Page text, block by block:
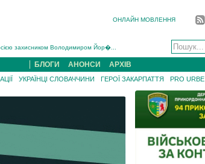
ОНЛАЙН МОВЛЕННЯ
захисником Володимиром Йор�...
Югасом, який два роки �...
Юліана Гербея (ФОТО)[/gree...
Роздяловський (ФОТО)...
13 людей (ФОТО)...
за обвинувачен...
БЛОГИ АНОНСИ АРХІВ
УКРАЇНЦІ СЛОВАЧЧИНИ ГЕРОЇ ЗАКАРПАТТЯ PRO URBE